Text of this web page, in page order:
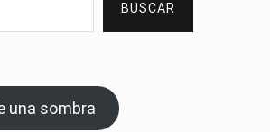
BUSCAR
una sombra